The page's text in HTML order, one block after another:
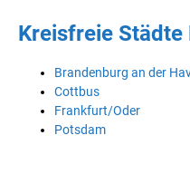
Kreisfreie Städte
Brandenburg an der
Cottbus
Frankfurt/Oder
Potsdam